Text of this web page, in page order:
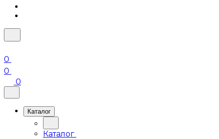
0
0
0
Каталог
Каталог